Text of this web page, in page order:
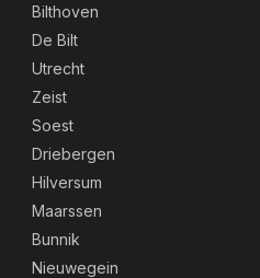
Bilthoven
De Bilt
Utrecht
Zeist
Soest
Driebergen
Hilversum
Maarssen
Bunnik
Nieuwegein